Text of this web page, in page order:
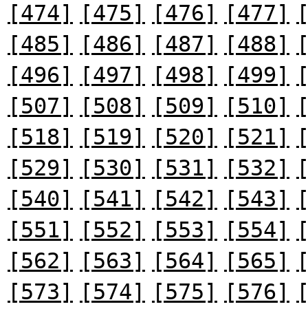
[474]
[475] [476] [477]
[485]
[486] [487] [488]
[496]
[497] [498] [499]
[507]
[508] [509] [510]
[518]
[519] [520] [521]
[529]
[530] [531] [532]
[540]
[541] [542] [543]
[551]
[552] [553] [554]
[562]
[563] [564] [565]
[573]
[574] [575] [576]